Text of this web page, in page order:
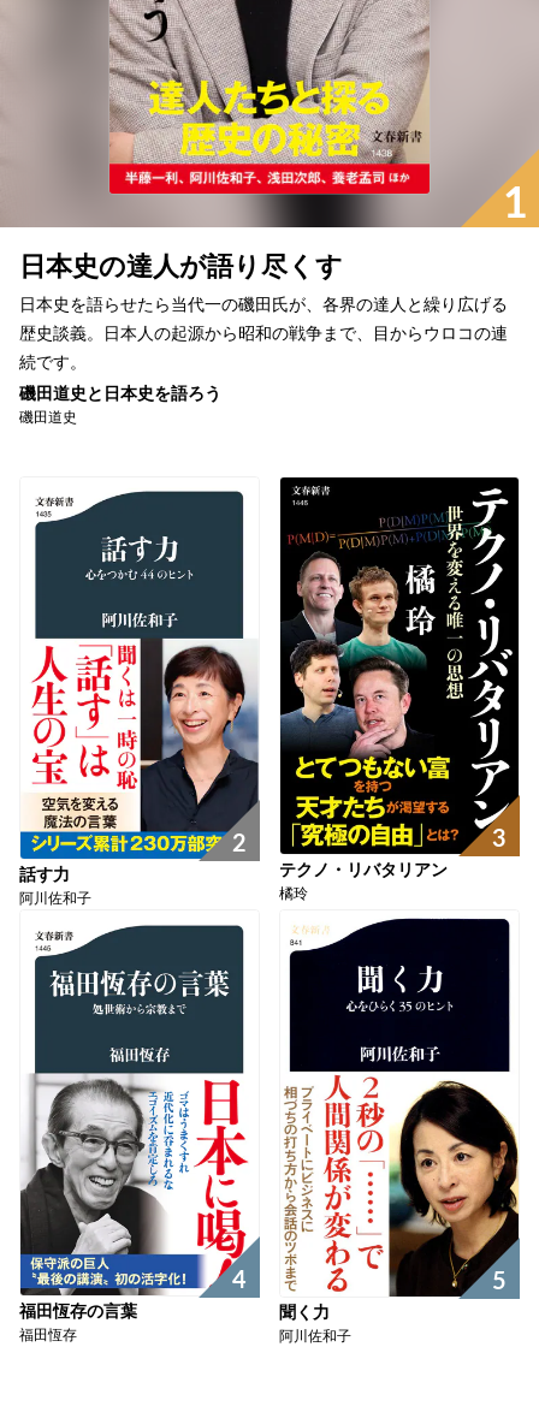
1
日本史の達人が語り尽くす
日本史を語らせたら当代一の磯田氏が、各界の達人と繰り広げる
歴史談義。日本人の起源から昭和の戦争まで、目からウロコの連
続です。
磯田道史と日本史を語ろう
磯田道史
2
話す力
阿川佐和子
3
テクノ・リバタリアン
橘玲
4
福田恆存の言葉
福田恆存
5
聞く力
阿川佐和子